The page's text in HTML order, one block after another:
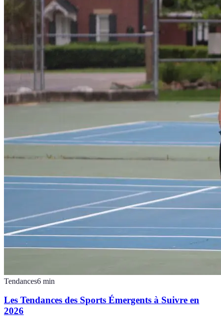
Tendances6 min
Les Tendances des Sports Émergents à Suivre en
2026